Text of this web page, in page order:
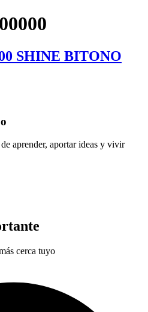
SHINE BITONO
aprender, aportar ideas y vivir
cerca tuyo